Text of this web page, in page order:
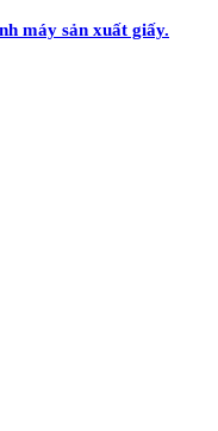
máy sản xuất giấy.